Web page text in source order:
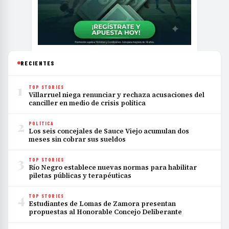
RECIENTES
1 TOP STORIES
Villarruel niega renunciar y rechaza acusaciones del
canciller en medio de crisis política
2 POLÍTICA
Los seis concejales de Sauce Viejo acumulan dos
meses sin cobrar sus sueldos
3 TOP STORIES
Río Negro establece nuevas normas para habilitar
piletas públicas y terapéuticas
4 TOP STORIES
Estudiantes de Lomas de Zamora presentan
propuestas al Honorable Concejo Deliberante